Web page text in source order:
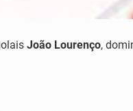
João Lourenço,